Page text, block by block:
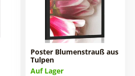
Poster Blumenstrauß aus
Tulpen
Auf Lager